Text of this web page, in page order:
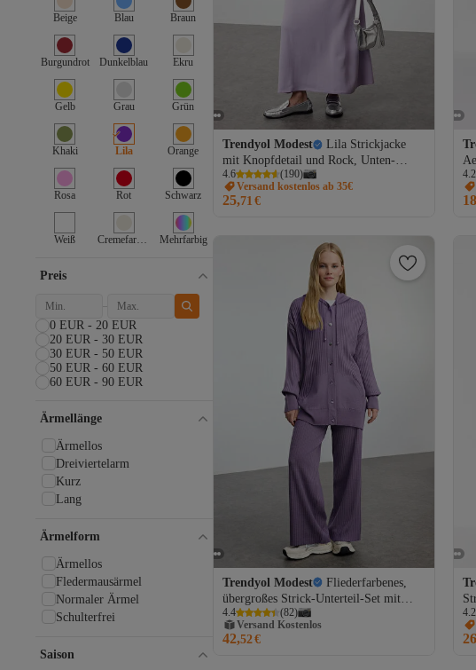
Trendyol Modest
Lila Strickjacke
mit Knopfdetail und Rock, Unten-
Oben-Set TCTAW25US00014
4.6 (190)
Versand kostenlos ab 35€
25,71 €
4.2
Trendyol Modest
Fliederfarbenes,
übergroßes Strick-Unterteil-Set mit
Kapuze TCTAW25US00022
4.4 (82)
Versand Kostenlos
Gratis Versand
Versand Kostenlos
42,52€
4.2
Beige Blau Braun
Burgundrot Dunkelblau Ekru
Gelb Grau Grün
Khaki Lila Orange
Rosa Rot Schwarz
Weiß Cremefarben Mehrfarbig
Preis
0 EUR - 20 EUR
20 EUR - 30 EUR
30 EUR - 50 EUR
50 EUR - 60 EUR
60 EUR - 90 EUR
Ärmellänge
Ärmellos
Dreiviertelarm
Kurz
Lang
Ärmelform
Ärmellos
Fledermausärmel
Normaler Ärmel
Schulterfrei
Saison